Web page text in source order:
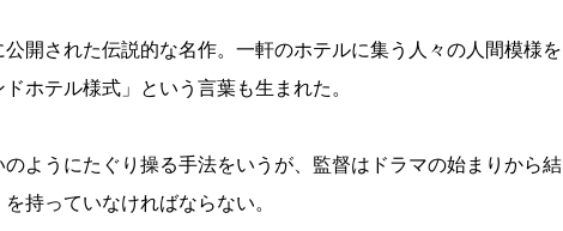
公開された伝説的な名作。一軒のホテルに集う人々の人間模様を
ホテル様式」という言葉も生まれた。
ようにたぐり操る手法をいうが、監督はドラマの始まりから結
持っていなければならない。